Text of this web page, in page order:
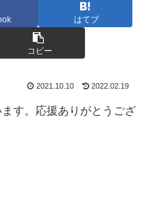
はてブ
コピー
2021.10.10 2022.02.19
す。応援ありがとうござ